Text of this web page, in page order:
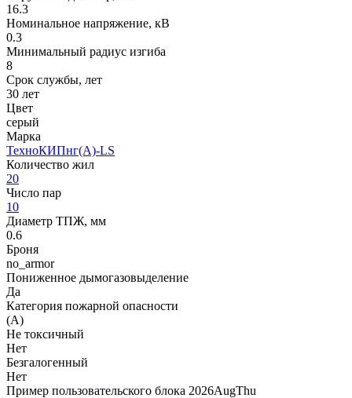
16.3
Номинальное напряжение, кВ
0.3
Минимальный радиус изгиба
8
Срок службы, лет
30 лет
Цвет
серый
Марка
ТехноКИПнг(A)-LS
Количество жил
20
Число пар
10
Диаметр ТПЖ, мм
0.6
Броня
no_armor
Пониженное дымогазовыделение
Да
Категория пожарной опасности
(A)
Не токсичный
Нет
Безгалогенный
Нет
Пример пользовательского блока 2026AugThu